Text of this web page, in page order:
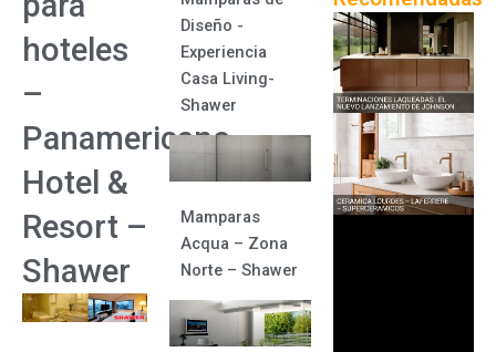
hoteles
–
Panamericano
Hotel &
Resort –
Shawer
Diseño -
Experiencia
Casa Living-
Shawer
Mamparas
Acqua – Zona
Norte – Shawer